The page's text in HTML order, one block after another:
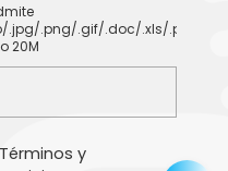
.jpg/.png/.gif/.doc/.xls/.pdf,
20M
y